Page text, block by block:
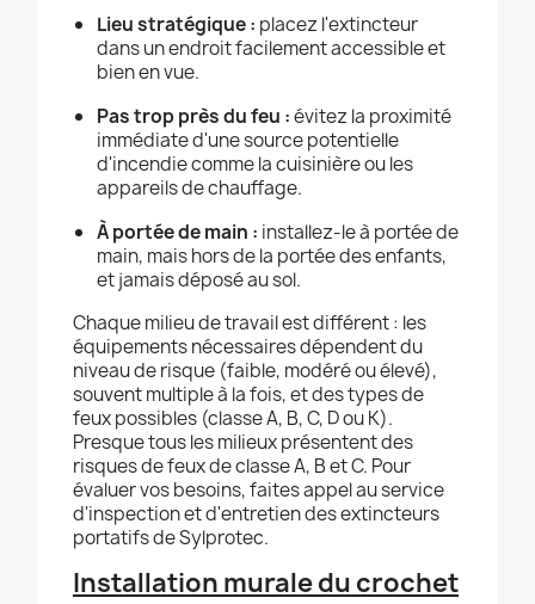
Lieu stratégique : placez l'extincteur
dans un endroit facilement accessible et
bien en vue.
Pas trop près du feu :évitez la proximité
immédiate d'une source potentielle
d'incendie comme la cuisinière ou les
appareils de chauffage.
À portée de main : installez-le à portée de
main, mais hors de la portée des enfants,
et jamais déposé au sol.
Chaque milieu de travail est différent : les
équipements nécessaires dépendent du
niveau de risque (faible, modéré ou élevé),
souvent multiple à la fois, et des types de
feux possibles (classe A, B, C, D ou K).
Presque tous les milieux présentent des
risques de feux de classe A, B et C. Pour
évaluer vos besoins, faites appel au service
d'inspection et d'entretien des extincteurs
portatifs de Sylprotec.
Installation murale du crochet